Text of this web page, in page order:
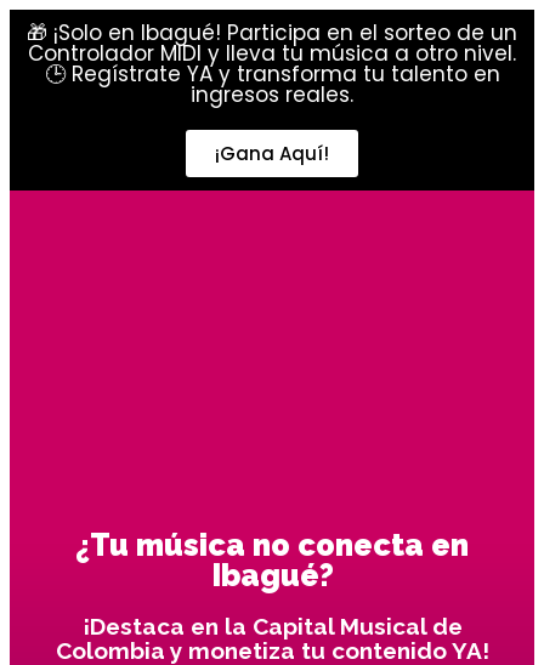
🎁 ¡Solo en Ibagué! Participa en el sorteo de un
Controlador MIDI y lleva tu música a otro nivel.
🕒 Regístrate YA y transforma tu talento en
ingresos reales.
¡Gana Aquí!
¿Tu música no conecta en
Ibagué?
¡Destaca en la Capital Musical de
Colombia y monetiza tu contenido YA!